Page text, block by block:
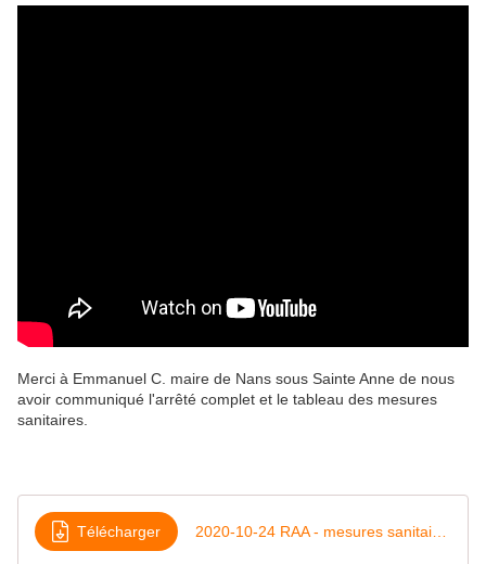
Merci à Emmanuel C. maire de Nans sous Sainte Anne de nous
avoir communiqué l'arrêté complet et le tableau des mesures
sanitaires.
Télécharger